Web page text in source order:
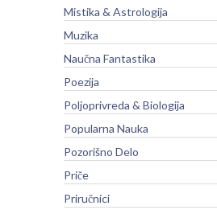
Mistika & Astrologija
Muzika
Naučna Fantastika
Poezija
Poljoprivreda & Biologija
Popularna Nauka
Pozorišno Delo
Priče
Priručnici